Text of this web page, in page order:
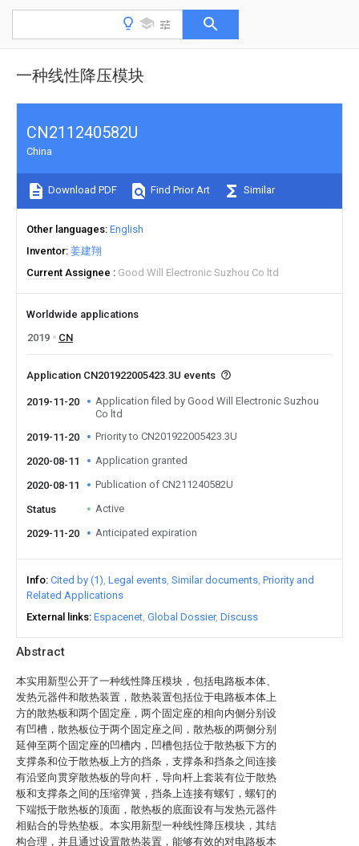
一种线性降压模块
Abstract
本实用新型公开了一种线性降压模块，包括电路板本体、
发热元器件和散热装置，散热装置包括位于电路板本体上
方的散热板和两个固定座，两个固定座的相向内侧分别设
有凹槽，散热板位于两个固定座之间，散热板的两侧分别
延伸至两个固定座的凹槽内，凹槽包括位于散热板下方的
支撑条和位于散热板上方的挡条，支撑条和挡条之间连接
有沿竖向贯穿散热板的导向杆，导向杆上套装有位于散热
板和支撑条之间的压缩弹簧，挡条上连接有螺钉，螺钉的
下端抵于散热板的顶面，散热板的底面设有与发热元器件
相贴合的导热垫板。本实用新型一种线性降压模块，其结
构合理，并且通过设置散热装置，能够有效的对电路板本
CN211240582U
China
Download PDF Find Prior Art Similar
Other languages English
Inventor 姜建翔
Current Assignee
Good Will Electronic Suzhou Co ltd
Worldwide applications
2019
CN
Application CN201922005423.3U events
2019-11-20
Application filed by Good Will Electronic Suzhou
Co ltd
2019-11-20
Priority to CN201922005423.3U
2020-08-11 Application granted
2020-08-11 Publication of CN211240582U
Status Active
2029-11-20 Anticipated expiration
Info Cited by (1) Legal events Similar documents Priority and
Related Applications
External links Espacenet Global Dossier Discuss